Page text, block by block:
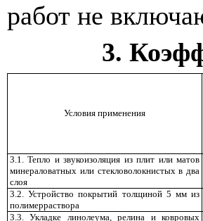
работ не
3.
Условия применения
3.1. Тепло и звукоизоляция из плит или матов
минераловатных или стекловолокнистых в два
слоя
3.2. Устройство покрытий толщиной 5 мм из
полимерраствора
3.3.Укладке линолеума, релина и ковровых